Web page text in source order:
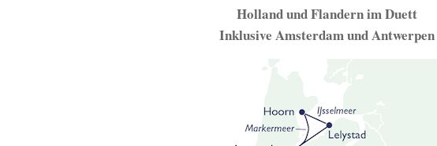
Holland und Flandern im Duett
Inklusive Amsterdam und Antwerpen